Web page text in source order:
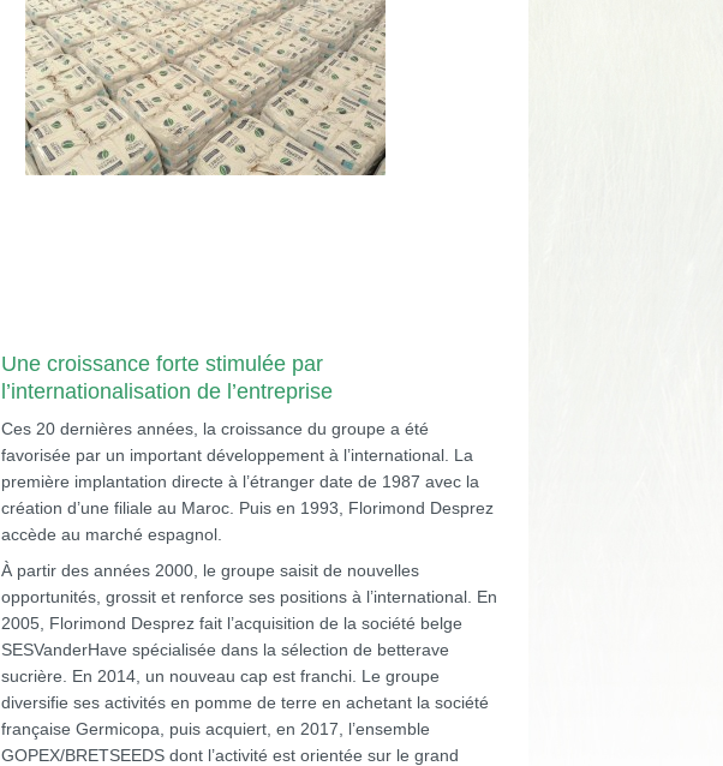
Une croissance forte stimulée par
l’internationalisation de l’entreprise
Ces 20 dernières années, la croissance du groupe a été
favorisée par un important développement à l’international. La
première implantation directe à l’étranger date de 1987 avec la
création d’une filiale au Maroc. Puis en 1993, Florimond Desprez
accède au marché espagnol.
À partir des années 2000, le groupe saisit de nouvelles
opportunités, grossit et renforce ses positions à l’international. En
2005, Florimond Desprez fait l’acquisition de la société belge
SESVanderHave spécialisée dans la sélection de betterave
sucrière. En 2014, un nouveau cap est franchi. Le groupe
diversifie ses activités en pomme de terre en achetant la société
française Germicopa, puis acquiert, en 2017, l’ensemble
GOPEX/BRETSEEDS dont l’activité est orientée sur le grand